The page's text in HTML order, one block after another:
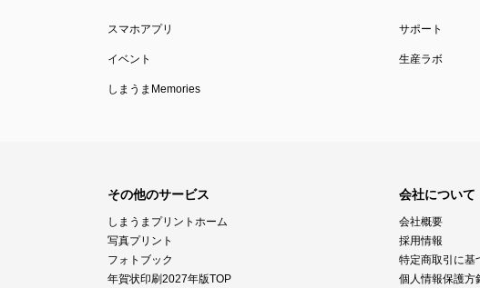
スマホアプリ サポート
イベント 生産ラボ
しまうまMemories
その他のサービス
しまうまプリントホーム
写真プリント
フォトブック
年賀状印刷2027年版TOP
会社について
会社概要
採用情報
特定商取引に基
個人情報保護方